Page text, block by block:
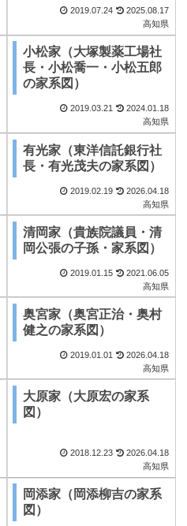
2019.07.24
2025.08.17
高知県
小松家（大塚製薬工場社
長・小松喬一・小松五郎
の家系図）
2019.03.21
2024.01.18
高知県
有光家（東洋信託銀行社
長・有光茂夫の家系図）
2019.02.19
2026.04.18
高知県
清岡家（貴族院議員・清
岡公張の子孫・家系図）
2019.01.15
2021.06.05
高知県
奥宮家（奥宮正治・奥村
健之の家系図）
2019.01.01
2026.04.18
高知県
大原家（大原宏の家系
図）
2018.12.23
2026.04.18
高知県
岡添家（岡添柳吉の家系
図）